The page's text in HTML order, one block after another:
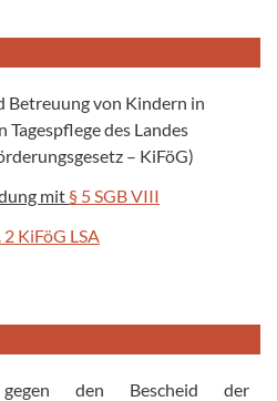
Betreuung von Kindern in
des Landes
– KiFöG)
mit § 5 SGB VIII
KiFöG LSA
den Bescheid der